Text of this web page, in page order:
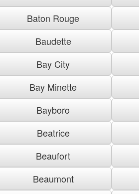
Baton Rouge
Baudette
Bay City
Bay Minette
Bayboro
Beatrice
Beaufort
Beaumont